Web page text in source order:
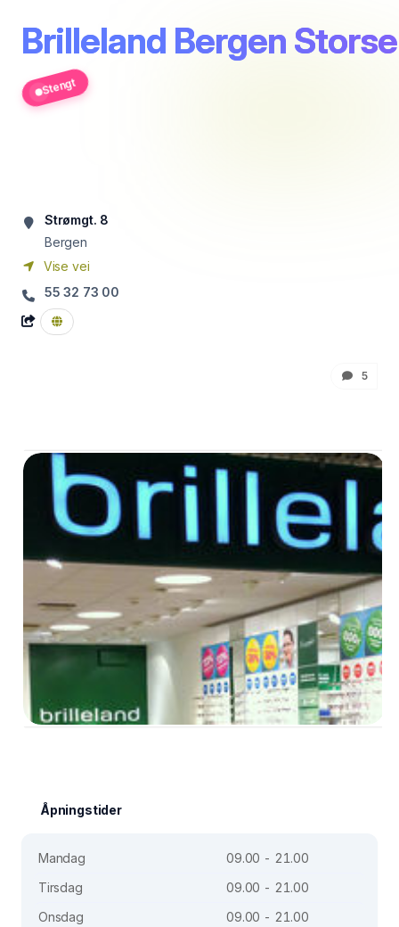
Brilleland Bergen
Stengt
Strømgt. 8
Bergen
Vise vei
55 32 73 00
5
Åpningstider
Mandag
09.00 - 21.00
Tirsdag
09.00 - 21.00
Onsdag
09.00 - 21.00